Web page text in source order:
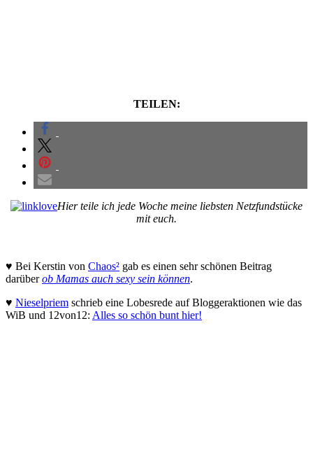
TEILEN:
Hier teile ich jede Woche meine liebsten Netzfundstücke
mit euch.
♥ Bei Kerstin von Chaos² gab es einen sehr schönen Beitrag
darüberob Mamas auch sexy sein können.
♥ Nieselpriem schrieb eine Lobesrede auf Bloggeraktionen wie das
WiB und 12von12: Alles so schön bunt hier!